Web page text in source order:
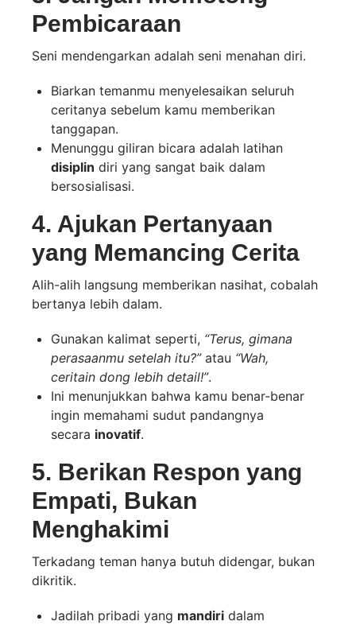
Pembicaraan
Seni mendengarkan adalah seni menahan diri.
Biarkan temanmu menyelesaikan seluruh
ceritanya sebelum kamu memberikan
tanggapan.
Menunggu giliran bicara adalah latihan
disiplin diri yang sangat baik dalam
bersosialisasi.
4. Ajukan Pertanyaan
yang Memancing Cerita
Alih-alih langsung memberikan nasihat, cobalah
bertanya lebih dalam.
Gunakan kalimat seperti, “Terus, gimana
perasaanmu setelah itu?”atau “Wah,
ceritain dong lebih detail!”.
Ini menunjukkan bahwa kamu benar-benar
ingin memahami sudut pandangnya
secara inovatif.
5. Berikan Respon yang
Empati, Bukan
Menghakimi
Terkadang teman hanya butuh didengar, bukan
dikritik.
Jadilah pribadi yang mandiri dalam